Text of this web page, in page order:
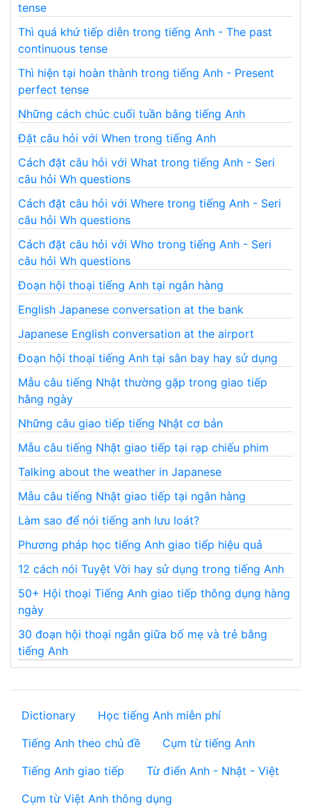
tense
Thì quá khứ tiếp diễn trong tiếng Anh - The past
continuous tense
Thì hiện tại hoàn thành trong tiếng Anh - Present
perfect tense
Những cách chúc cuối tuần bằng tiếng Anh
Đặt câu hỏi với When trong tiếng Anh
Cách đặt câu hỏi với What trong tiếng Anh - Seri
câu hỏi Wh questions
Cách đặt câu hỏi với Where trong tiếng Anh - Seri
câu hỏi Wh questions
Cách đặt câu hỏi với Who trong tiếng Anh - Seri
câu hỏi Wh questions
Đoạn hội thoại tiếng Anh tại ngân hàng
English Japanese conversation at the bank
Japanese English conversation at the airport
Đoạn hội thoại tiếng Anh tại sân bay hay sử dụng
Mẫu câu tiếng Nhật thường gặp trong giao tiếp
hằng ngày
Những câu giao tiếp tiếng Nhật cơ bản
Mẫu câu tiếng Nhật giao tiếp tại rạp chiếu phim
Talking about the weather in Japanese
Mẫu câu tiếng Nhật giao tiếp tại ngân hàng
Làm sao để nói tiếng anh lưu loát?
Phương pháp học tiếng Anh giao tiếp hiệu quả
12 cách nói Tuyệt Vời hay sử dụng trong tiếng Anh
50+ Hội thoại Tiếng Anh giao tiếp thông dụng hàng
ngày
30 đoạn hội thoại ngắn giữa bố mẹ và trẻ bằng
tiếng Anh
Dictionary
Học tiếng Anh miễn phí
Tiếng Anh theo chủ đề
Cụm từ tiếng Anh
Tiếng Anh giao tiếp
Từ điển Anh - Nhật - Việt
Cụm từ Việt Anh thông dụng